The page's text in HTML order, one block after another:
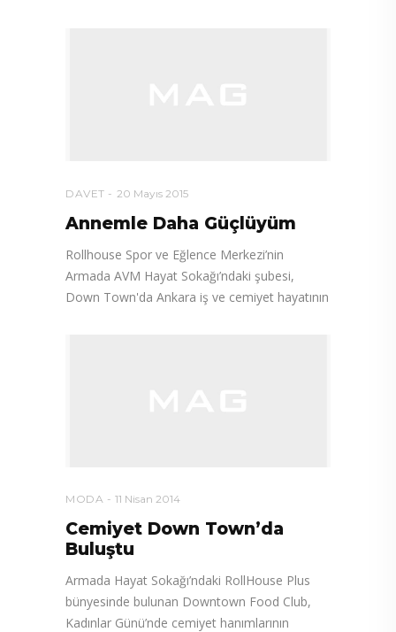
DAVET 20 Mayıs 2015
Annemle Daha Güçlüyüm
Rollhouse Spor ve Eğlence Merkezi’nin
Armada AVM Hayat Sokağı’ndaki şubesi,
Down Town'da Ankara iş ve cemiyet hayatının
MODA 11 Nisan 2014
Cemiyet Down Town’da
Buluştu
Armada Hayat Sokağı’ndaki RollHouse Plus
bünyesinde bulunan Downtown Food Club,
Kadınlar Günü’nde cemiyet hanımlarının